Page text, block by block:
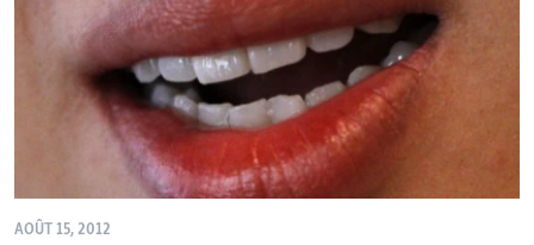
AOÛT 15, 2012